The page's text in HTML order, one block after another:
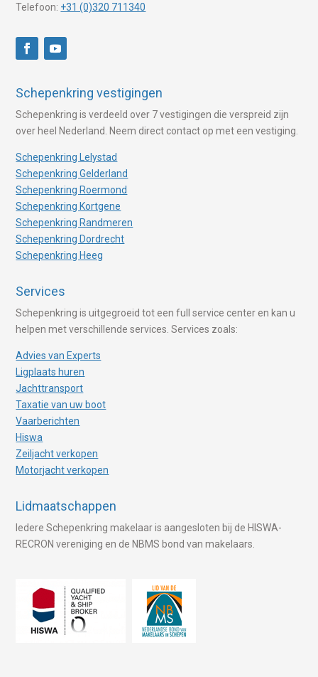
Telefoon: +31 (0)320 711340
Schepenkring vestigingen
Schepenkring is verdeeld over 7 vestigingen die verspreid zijn
over heel Nederland. Neem direct contact op met een vestiging.
Schepenkring Lelystad
Schepenkring Gelderland
Schepenkring Roermond
Schepenkring Kortgene
Schepenkring Randmeren
Schepenkring Dordrecht
Schepenkring Heeg
Services
Schepenkring is uitgegroeid tot een full service center en kan u
helpen met verschillende services. Services zoals:
Advies van Experts
Ligplaats huren
Jachttransport
Taxatie van uw boot
Vaarberichten
Hiswa
Zeiljacht verkopen
Motorjacht verkopen
Lidmaatschappen
Iedere Schepenkring makelaar is aangesloten bij de HISWA-
RECRON vereniging en de NBMS bond van makelaars.